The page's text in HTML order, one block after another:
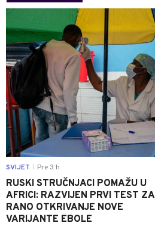
SVIJET Pre 3 h
RUSKI STRUČNJACI POMAŽU U
AFRICI: RAZVIJEN PRVI TEST ZA
RANO OTKRIVANJE NOVE
VARIJANTE EBOLE